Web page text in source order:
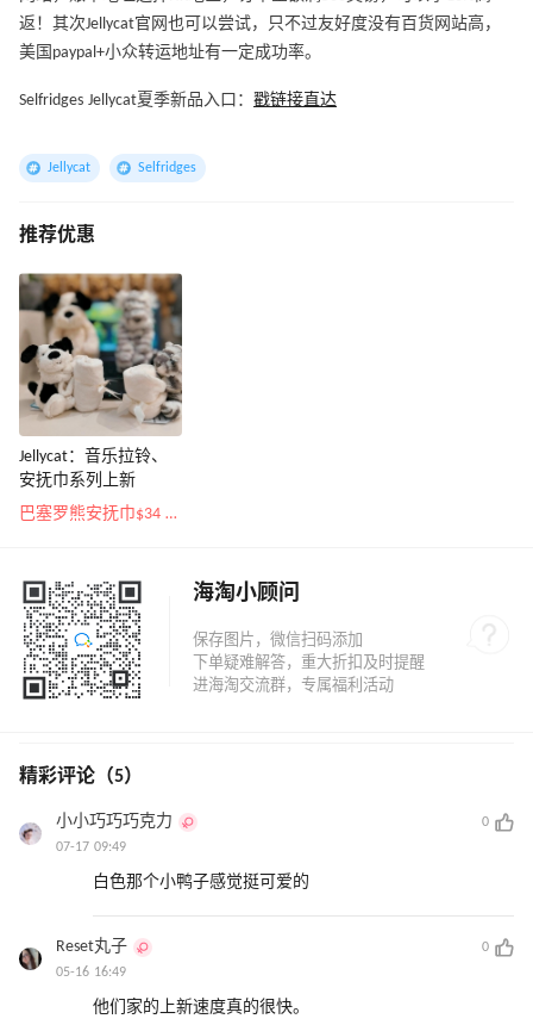
返！其次Jellycat官网也可以尝试，只不过友好度没有百货网站高，
美国paypal+小众转运地址有一定成功率。
Selfridges Jellycat夏季新品入口： 戳链接直达
Jellycat Selfridges
推荐优惠
Jellycat：音乐拉铃、
安抚巾系列上新
巴塞罗熊安抚巾$34 超治愈
海淘小顾问
精彩评论（5）
小小巧巧巧克力
0
07-17 09:49
白色那个小鸭子感觉挺可爱的
Reset丸子
0
05-16 16:49
他们家的上新速度真的很快。